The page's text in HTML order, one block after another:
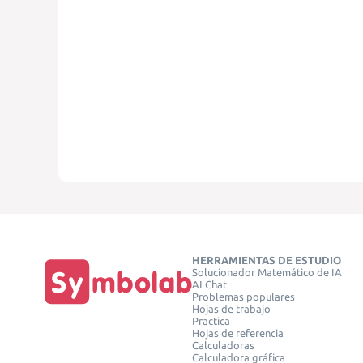
HERRAMIENTAS DE ESTUDIO
Solucionador Matemático de IA
AI Chat
Problemas populares
Hojas de trabajo
Practica
Hojas de referencia
Calculadoras
Calculadora gráfica